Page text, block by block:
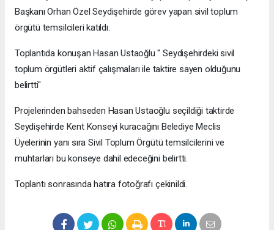
Başkanı Orhan Özel Seydişehirde görev yapan sivil toplum
örgütü temsilcileri katıldı.
Toplantıda konuşan Hasan Ustaoğlu " Seydişehirdeki sivil
toplum örgütleri aktif çalışmaları ile taktire sayen olduğunu
belirtti"
Projelerinden bahseden Hasan Ustaoğlu seçildiği taktirde
Seydişehirde Kent Konseyi kuracağını Belediye Meclis
Üyelerinin yanı sıra Sivil Toplum Örgütü temsilcilerini ve
muhtarları bu konseye dahil edeceğini belirtti.
Toplantı sonrasında hatıra fotoğrafı çekinildi.